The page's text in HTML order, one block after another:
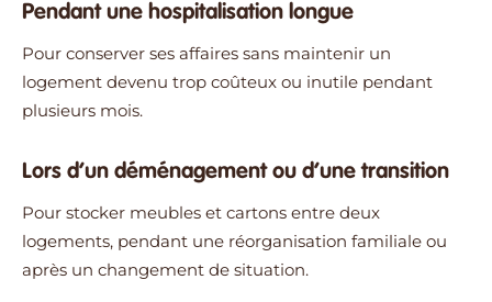
Pendant une hospitalisation longue
Pour conserver ses affaires sans maintenir un
logement devenu trop coûteux ou inutile pendant
plusieurs mois.
Lors d’un déménagement ou d’une transition
Pour stocker meubles et cartons entre deux
logements, pendant une réorganisation familiale ou
après un changement de situation.